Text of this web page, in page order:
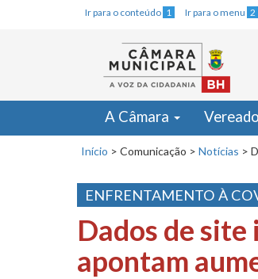
Ir para o conteúdo 1 Ir para o menu 2
A Câmara
Início > Comunicação > Notícias >
ENFRENTAMENTO À
Dados de
apontam